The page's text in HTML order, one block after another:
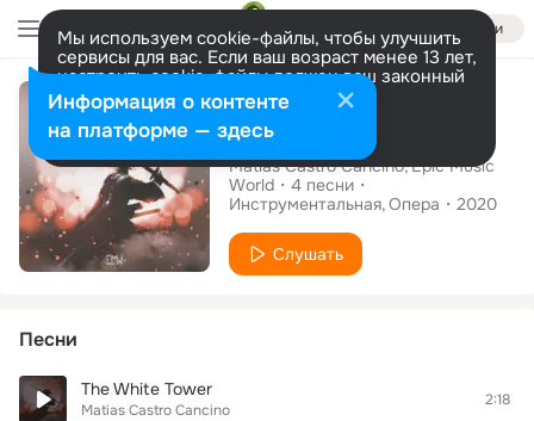
Войти
Мы используем cookie-файлы, чтобы улучшить
сервисы для вас. Если ваш возраст менее 13 лет,
настроить cookie-файлы должен ваш законный
представитель. Больше информации
Разрешить все Настроить
Today We Fight
Matias Castro Cancino Epic Music
World
4 песни
Инструментальная Опера 2020
Слушать
Песни
The White Tower
Matias Castro Cancino
2:18
Информация о контенте
на платформе — здесь